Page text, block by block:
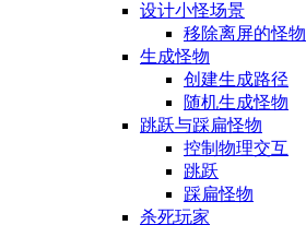
设计小怪场景
移除离屏的怪物
生成怪物
创建生成路径
随机生成怪物
跳跃与踩扁怪物
控制物理交互
跳跃
踩扁怪物
杀死玩家